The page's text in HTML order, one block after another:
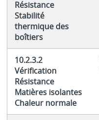
Résistance
Stabilité
thermique des
boîtiers
10.2.3.2
Vérification
Résistance
Matières isolantes
Chaleur normale